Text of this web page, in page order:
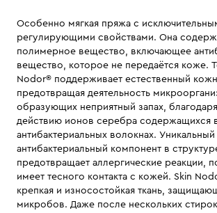
Особенно мягкая пряжа с
регулирующими свойствами. Она
полимерное вещество, включающее
вещество, которое не передаётся коже.
Nodor® поддерживает естественный
предотвращая деятельность
образующих неприятный запах,
действию ионов серебра содержащихся
антибактериальных волокнах. Уникальный
антибактериальный компонент в
предотвращает аллергические реакции,
имеет тесного контакта с кожей. Skin
крепкая и износостойкая ткань,
микробов. Даже после нескольких